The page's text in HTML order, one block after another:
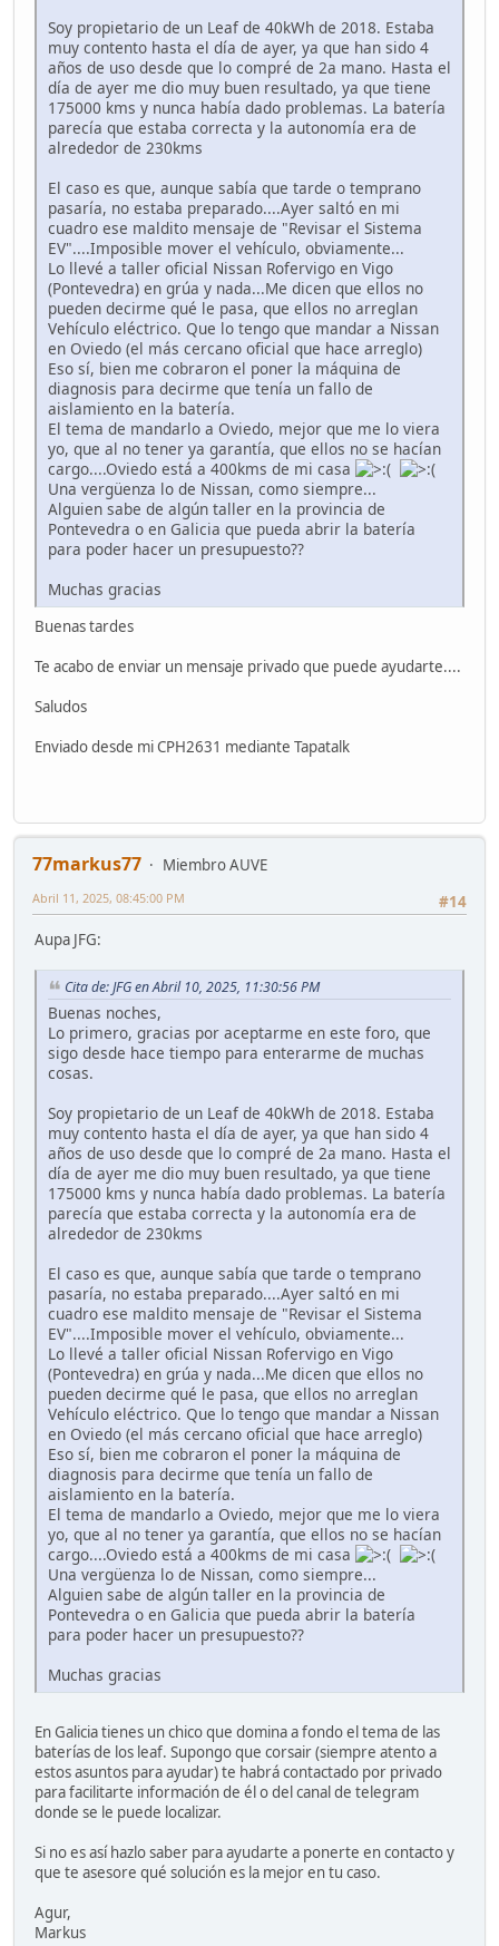
Soy propietario de un Leaf de 40kWh de 2018. Estaba
muy contento hasta el día de ayer, ya que han sido 4
años de uso desde que lo compré de 2a mano. Hasta el
día de ayer me dio muy buen resultado, ya que tiene
175000 kms y nunca había dado problemas. La batería
parecía que estaba correcta y la autonomía era de
alrededor de 230kms
El caso es que, aunque sabía que tarde o temprano
pasaría, no estaba preparado....Ayer saltó en mi
cuadro ese maldito mensaje de "Revisar el Sistema
EV"....Imposible mover el vehículo, obviamente...
Lo llevé a taller oficial Nissan Rofervigo en Vigo
(Pontevedra) en grúa y nada...Me dicen que ellos no
pueden decirme qué le pasa, que ellos no arreglan
Vehículo eléctrico. Que lo tengo que mandar a Nissan
en Oviedo (el más cercano oficial que hace arreglo)
Eso sí, bien me cobraron el poner la máquina de
diagnosis para decirme que tenía un fallo de
aislamiento en la batería.
El tema de mandarlo a Oviedo, mejor que me lo viera
yo, que al no tener ya garantía, que ellos no se hacían
cargo....Oviedo está a 400kms de mi casa
Una vergüenza lo de Nissan, como siempre...
Alguien sabe de algún taller en la provincia de
Pontevedra o en Galicia que pueda abrir la batería
para poder hacer un presupuesto??
Muchas gracias
Buenas tardes
Te acabo de enviar un mensaje privado que puede ayudarte....
Saludos
Enviado desde mi CPH2631 mediante Tapatalk
77markus77
Miembro AUVE
#14
Abril 11, 2025, 08:45:00 PM
Aupa JFG:
Cita de: JFG en Abril 10, 2025, 11:30:56 PM
Buenas noches,
Lo primero, gracias por aceptarme en este foro, que
sigo desde hace tiempo para enterarme de muchas
cosas.
Soy propietario de un Leaf de 40kWh de 2018. Estaba
muy contento hasta el día de ayer, ya que han sido 4
años de uso desde que lo compré de 2a mano. Hasta el
día de ayer me dio muy buen resultado, ya que tiene
175000 kms y nunca había dado problemas. La batería
parecía que estaba correcta y la autonomía era de
alrededor de 230kms
El caso es que, aunque sabía que tarde o temprano
pasaría, no estaba preparado....Ayer saltó en mi
cuadro ese maldito mensaje de "Revisar el Sistema
EV"....Imposible mover el vehículo, obviamente...
Lo llevé a taller oficial Nissan Rofervigo en Vigo
(Pontevedra) en grúa y nada...Me dicen que ellos no
pueden decirme qué le pasa, que ellos no arreglan
Vehículo eléctrico. Que lo tengo que mandar a Nissan
en Oviedo (el más cercano oficial que hace arreglo)
Eso sí, bien me cobraron el poner la máquina de
diagnosis para decirme que tenía un fallo de
aislamiento en la batería.
El tema de mandarlo a Oviedo, mejor que me lo viera
yo, que al no tener ya garantía, que ellos no se hacían
cargo....Oviedo está a 400kms de mi casa
Una vergüenza lo de Nissan, como siempre...
Alguien sabe de algún taller en la provincia de
Pontevedra o en Galicia que pueda abrir la batería
para poder hacer un presupuesto??
Muchas gracias
En Galicia tienes un chico que domina a fondo el tema de las
baterías de los leaf. Supongo que corsair (siempre atento a
estos asuntos para ayudar) te habrá contactado por privado
para facilitarte información de él o del canal de telegram
donde se le puede localizar.
Si no es así hazlo saber para ayudarte a ponerte en contacto y
que te asesore qué solución es la mejor en tu caso.
Agur,
Markus